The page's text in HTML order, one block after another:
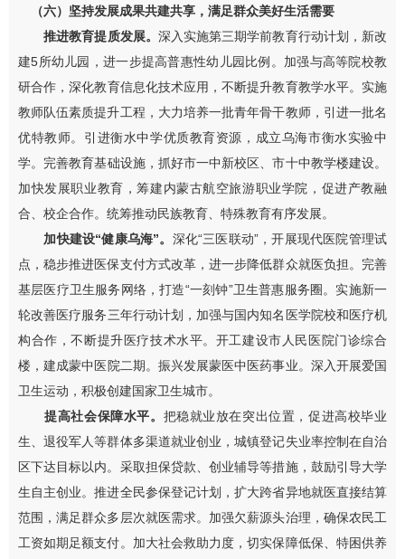
（六）坚持发展成果共建共享，满足群众美好生活需要
推进教育提质发展。 深入实施第三期学前教育行动计划，新改
建5所幼儿园 ，进一步提高普惠性幼儿园比例 。 加强与高等院校教
研合作，深化教育信息化技术应用，不断提升教育教学水平。实施
教师队伍素质提升工程，大力培养一批青年骨干教师，引进一批名
优特教师。 引进衡水中学优质教育资源，成立乌海市衡水实验中
学。 完善教育基础设施，抓好市一中新校区、市十中教学楼建设。
加快发展职业教育，筹建内蒙古航空旅游职业学院，促进产教融
合、校企合作。 统筹推动民族教育、特殊教育有序发展。
加快建设“健康乌海”。 深化“三医联动” ，开展现代医院管理试
点，稳步推进医保支付方式改革，进一步降低群众就医负担。完善
基层医疗卫生服务网络，打造“一刻钟”卫生普惠服务圈。实施新一
轮改善医疗服务三年行动计划，加强与国内知名医学院校和医疗机
构合作，不断提升医疗技术水平。开工建设市人民医院门诊综合
楼 ，建成蒙中医院二期。振兴发展蒙医中医药事业。深入开展爱国
卫生运动，积极创建国家卫生城市。
提高社会保障水平。 把稳就业放在突出位置，促进高校毕业
生、退役军人等群体多渠道就业创业，城镇登记失业率控制在自治
区下达目标以内。采取担保贷款、创业辅导等措施，鼓励引导大学
生自主创业。推进全民参保登记计划，扩大跨省异地就医直接结算
范围，满足群众多层次就医需求。 加强欠薪源头治理，确保农民工
工资如期足额支付。 加大社会救助力度，切实保障低保 特困供养